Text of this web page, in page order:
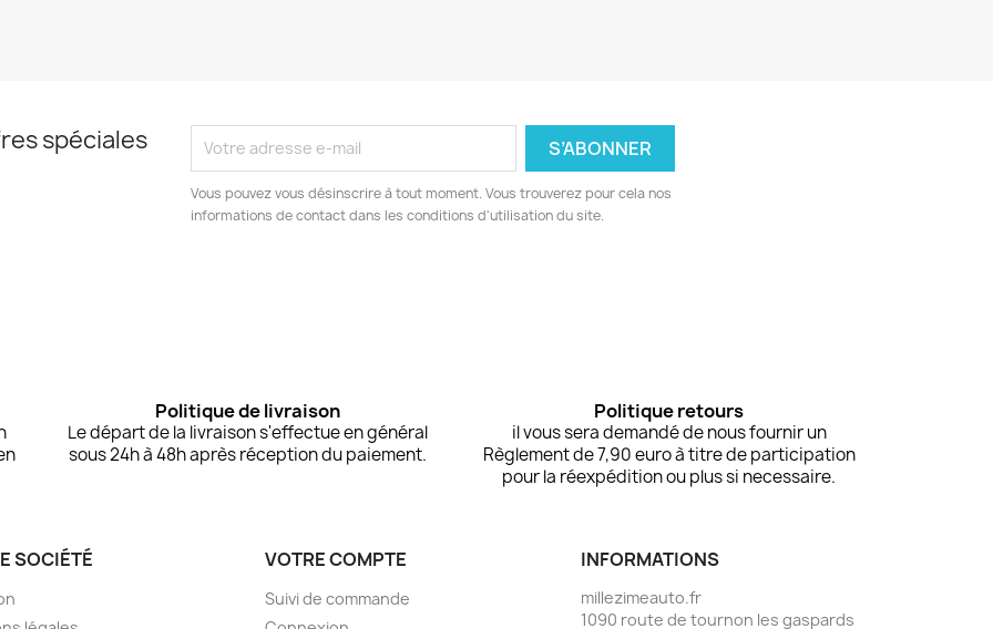
spéciales
Vous pouvez vous désinscrire à tout moment. Vous trouverez pour cela nos
informations de contact dans les conditions d'utilisation du site.
Politique de livraison
Le départ de la livraison s'effectue en général
sous 24h à 48h après réception du paiement.
Politique retours
il vous sera demandé de nous fournir un
Règlement de 7,90 euro à titre de participation
pour la réexpédition ou plus si necessaire.
SOCIÉTÉ VOTRE COMPTE
Suivi de commande
INFORMATIONS
millezimeauto.fr
1090 route de tournon les gaspards